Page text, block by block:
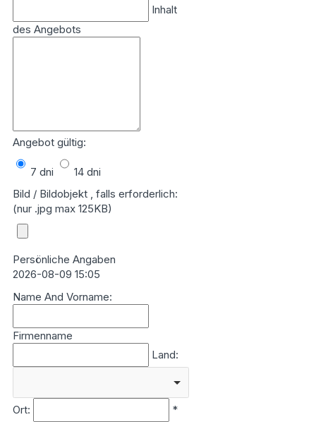
Inhalt
des Angebots
Angebot gültig:
7 dni
14 dni
Bild / Bildobjekt , falls erforderlich:
(nur .jpg max 125KB)
Persönliche Angaben
2026-08-09 15:05
Name And Vorname:
Firmenname
Land:
Ort:
*